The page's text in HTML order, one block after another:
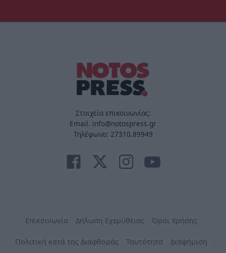
Στοιχεία επικοινωνίας:
Email. info@notospress.gr
Τηλέφωνο: 27310.89949
Επικοινωνία Δήλωση Εχεμύθειας Όροι Χρήσης
Πολιτική κατά της Διαφθοράς Ταυτότητα Διαφήμιση